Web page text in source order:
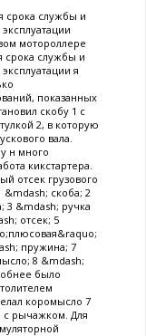
срока службы и
мотороллере
срока службы и
я
показанных
скобу 1 с
2, в которую
вала.
н много
кикстартера.
отсек грузового
&mdash; скоба; 2
3 &mdash; ручка
отсек; 5
пружина; 7
8 &mdash;
было
коромысло 7
с рычажком. Для